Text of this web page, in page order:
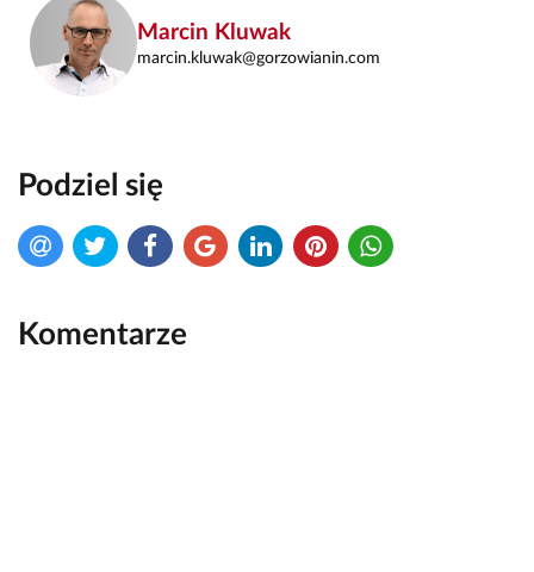
Marcin Kluwak
marcin.kluwak@gorzowianin.com
Podziel się
Komentarze